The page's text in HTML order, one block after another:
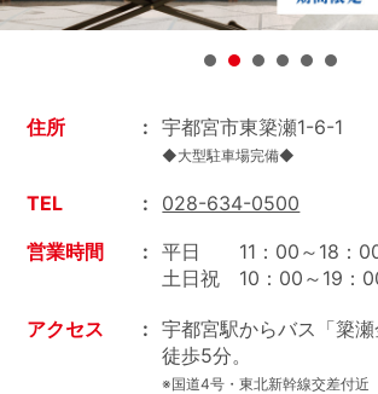
住所 宇都宮市東簗瀬1-6-1
◆大型駐車場完備◆
TEL
028-634-0500
営業時間
平日 11：00～18：
土日祝 10：00～19：
アクセス
宇都宮駅からバス「簗瀬
徒歩5分。
※国道4号・東北新幹線交差付近